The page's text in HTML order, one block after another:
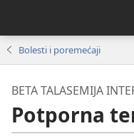
Bolesti i poremećaji
BETA TALASEMIJA
Potporna